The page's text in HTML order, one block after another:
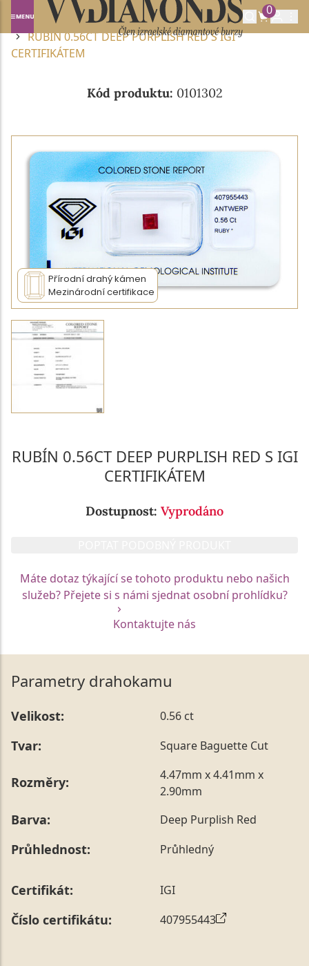
0
Domů DRAHOKAMY A POLODRAHOKAMY
RUBÍN
RUBÍN 0.56CT DEEP PURPLISH RED S IGI
CERTIFIKÁTEM
Kód produktu: 0101302
Přírodní drahý kámen
Mezinárodní certifikace
RUBÍN 0.56CT DEEP PURPLISH RED S IGI
CERTIFIKÁTEM
Dostupnost: Vyprodáno
Máte dotaz týkající se tohoto produktu nebo našich
služeb? Přejete si s námi sjednat osobní prohlídku?
Kontaktujte nás
Parametry drahokamu
Velikost: 0.56 ct
Tvar: Square Baguette Cut
Rozměry:
4.47mm x 4.41mm x
2.90mm
Barva: Deep Purplish Red
Průhlednost: Průhledný
Certifikát: IGI
Číslo certifikátu: 407955443